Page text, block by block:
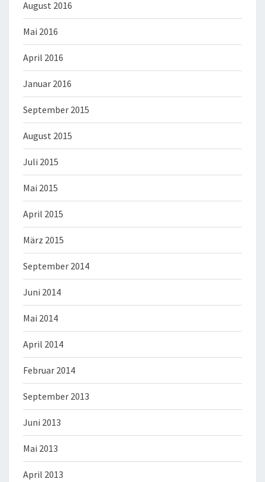
August 2016
Mai 2016
April 2016
Januar 2016
September 2015
August 2015
Juli 2015
Mai 2015
April 2015
März 2015
September 2014
Juni 2014
Mai 2014
April 2014
Februar 2014
September 2013
Juni 2013
Mai 2013
April 2013